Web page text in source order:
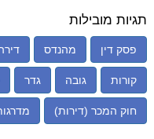
תגיות מובילות
פסק דין מהנדס
קורות גובה גדר
חוק המכר (דירות)